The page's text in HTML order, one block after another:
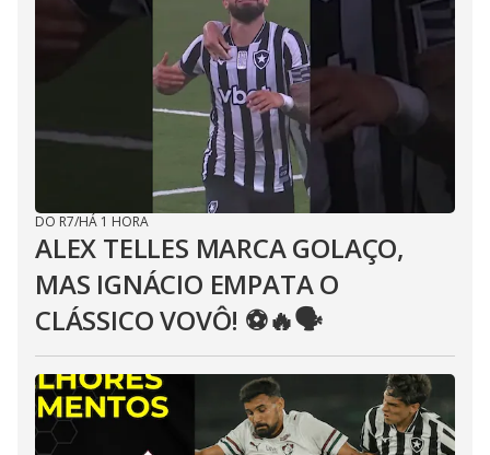
DO R7/HÁ 1 HORA
ALEX TELLES MARCA GOLAÇO,
MAS IGNÁCIO EMPATA O
CLÁSSICO VOVÔ! ⚽️🔥🗣